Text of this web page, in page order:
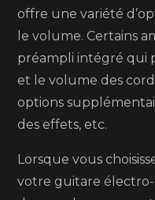
offre une variété
le volume. Certains
préampli intégré qui
et le volume des
options
des effets, etc.
Lorsque vous
votre guitare